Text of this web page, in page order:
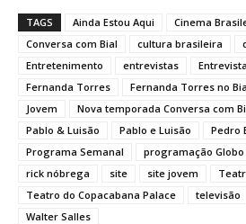
TAGS Ainda Estou Aqui
Cinema
Conversa com Bial
cultura brasileira
Entretenimento
entrevistas
Fernanda Torres
Fernanda Torres no
Jovem
Nova temporada Conversa com
Pablo & Luisão
Pablo e Luisão
Pedro
Programa Semanal
programação Globo
rick nóbrega
site site jovem
Teatro do Copacabana Palace
televisão
Walter Salles